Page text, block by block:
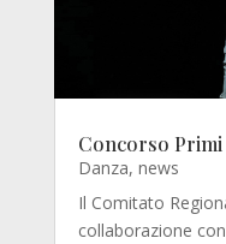
Concorso Primi
Danza, news
Il Comitato
collaborazione